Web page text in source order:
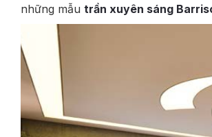
những mẫu trần xuyên sáng